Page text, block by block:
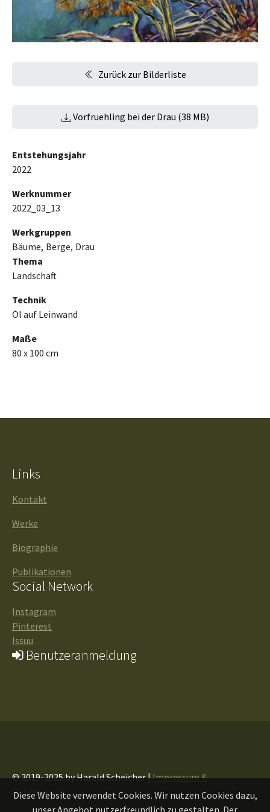
Diese Website verwendet Cookies. Wir nutzen Cookies dazu,
unser Angebot nutzerfreundlich zu gestalten. Der
Zurück zur Bilderliste
Vorfruehling bei der Drau (38 MB)
Entstehungsjahr
2022
Werknummer
2022_03_13
Werkgruppen
Bäume Berge Drau
Thema
Landschaft
Technik
Öl auf Leinwand
Maße
80 x 100 cm
Links
Kontakt
Werke
Biographie
Publikationen
Social Network
Instagram
Pinterest
Issuu
Benutzeranmeldung
© 2019-2025 by Harald Scheicher |Impressum &
Datenschutz